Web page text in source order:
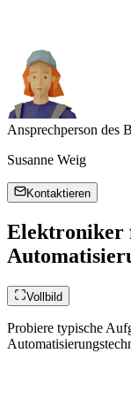
Ansprechperson des
Susanne Weig
Kontaktieren
Elektroniker
Vollbild
Probiere typische